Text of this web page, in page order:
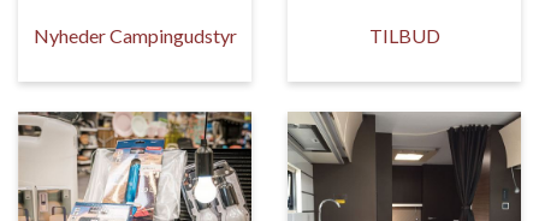
Nyheder Campingudstyr TILBUD